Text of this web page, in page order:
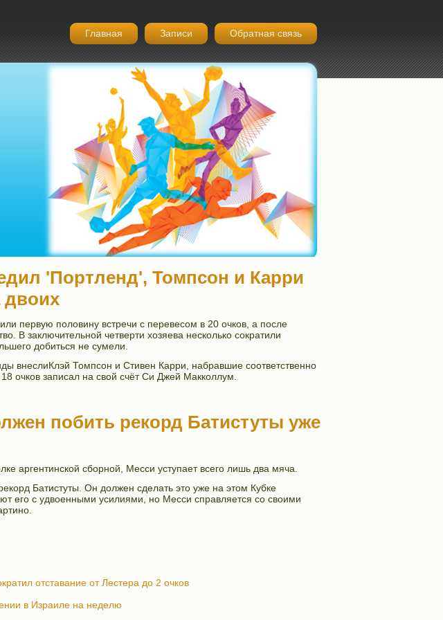
Главная Записи Обратная связь
'Портленд', Томпсон и Карри
двоих
первую половину встречи с перевесом в 20 очков, а после
В заключительной четверти хозяева несколько сократили
добиться не сумели.
внеслиКлэй Томпсон и Стивен Карри, набравшие соответственно
очков записал на свой счёт Си Джей Макколлум.
побить рекорд Батистуты уже
аргентинской сборной, Месси уступает всего лишь два мяча.
Батистуты. Он должен сделать это уже на этом Кубке
его с удвоенными усилиями, но Месси справляется со своими
отставание от Лестера до 2 очков
в Израиле на неделю